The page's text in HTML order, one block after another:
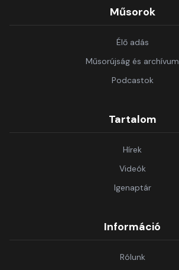
Műsorok
Élő adás
Műsorújság és archívum
Podcastok
Tartalom
Hírek
Videók
Igenaptár
Információ
Rólunk